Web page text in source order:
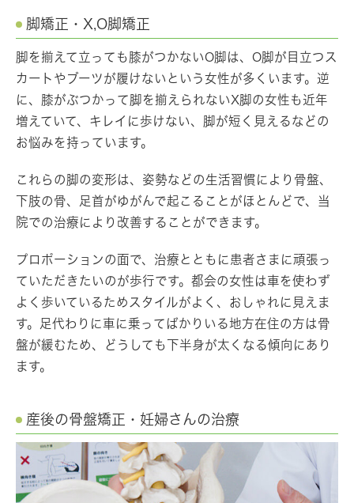
脚矯正・X,O脚矯正
脚を揃えて立っても膝がつかないO脚は、O脚が目立つス
カートやブーツが履けないという女性が多くいます。逆
に、膝がぶつかって脚を揃えられないX脚の女性も近年
増えていて、キレイに歩けない、脚が短く見えるなどの
お悩みを持っています。
これらの脚の変形は、姿勢などの生活習慣により骨盤、
下肢の骨、足首がゆがんで起こることがほとんどで、当
院での治療により改善することができます。
プロポーションの面で、治療とともに患者さまに頑張っ
ていただきたいのが歩行です。都会の女性は車を使わず
よく歩いているためスタイルがよく、おしゃれに見えま
す。足代わりに車に乗ってばかりいる地方在住の方は骨
盤が緩むため、どうしても下半身が太くなる傾向にあり
ます。
産後の骨盤矯正・妊婦さんの治療